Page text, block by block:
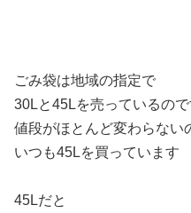
ごみ袋は地域の指定で
30Lと45Lを売っているの
値段がほとんど変わらない
いつも45Lを買っています
45Lだと